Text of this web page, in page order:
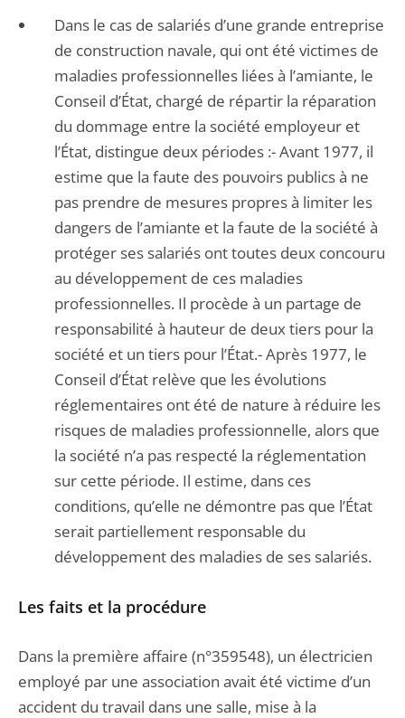
Dans le cas de salariés d’une grande entreprise
de construction navale, qui ont été victimes de
maladies professionnelles liées à l’amiante, le
Conseil d’État, chargé de répartir la réparation
du dommage entre la société employeur et
l’État, distingue deux périodes :- Avant 1977, il
estime que la faute des pouvoirs publics à ne
pas prendre de mesures propres à limiter les
dangers de l’amiante et la faute de la société à
protéger ses salariés ont toutes deux concouru
au développement de ces maladies
professionnelles. Il procède à un partage de
responsabilité à hauteur de deux tiers pour la
société et un tiers pour l’État.- Après 1977, le
Conseil d’État relève que les évolutions
réglementaires ont été de nature à réduire les
risques de maladies professionnelle, alors que
la société n’a pas respecté la réglementation
sur cette période. Il estime, dans ces
conditions, qu’elle ne démontre pas que l’État
serait partiellement responsable du
développement des maladies de ses salariés.
Les faits et la procédure
Dans la première affaire (n°359548), un électricien
employé par une association avait été victime d’un
accident du travail dans une salle, mise à la